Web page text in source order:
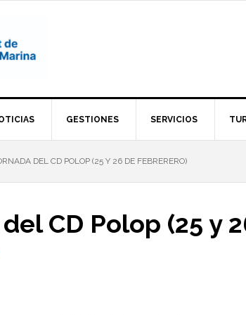
GESTIONES SERVICIOS
DEL CD POLOP (25 Y 26 DE FEBRERERO)
CD Polop (25 y